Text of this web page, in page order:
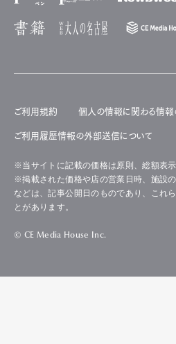
ご利用規約 個人の情報に関わる情報
ご利用履歴情報の外部送信について
※当サイトに記載の価格は原則、総額表示
※掲載された価格や店の営業日時、施設
などは、記事公開日のものであり、これ
とがあります。
© CE Media House Inc.